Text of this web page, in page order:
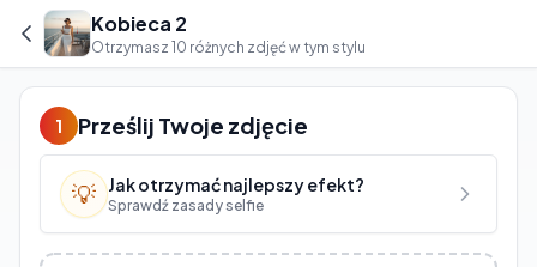
Kobieca 2
Otrzymasz 10 różnych zdjęć w tym stylu
1 Prześlij Twoje zdjęcie
💡 Jak otrzymać najlepszy efekt?
Sprawdź zasady selfie